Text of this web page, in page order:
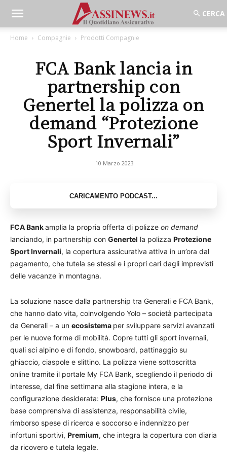
Home Compagnie Prodotti Compagnie
FCA Bank lancia in
partnership con
Genertel la polizza on
demand “Protezione
Sport Invernali”
10 Marzo 2023
FCA Bankamplia la propria offerta di polizze on demand
lanciando, in partnership con Genertel la polizza Protezione
Sport Invernali, la copertura assicurativa attiva in un’ora dal
pagamento, che tutela se stessi e i propri cari dagli imprevisti
delle vacanze in montagna.
La soluzione nasce dalla partnership tra Generali e FCA Bank,
che hanno dato vita, coinvolgendo Yolo – società partecipata
da Generali – a un ecosistema per sviluppare servizi avanzati
per le nuove forme di mobilità. Copre tutti gli sport invernali,
quali sci alpino e di fondo, snowboard, pattinaggio su
ghiaccio, ciaspole e slittino. La polizza viene sottoscritta
online tramite il portale My FCA Bank, scegliendo il periodo di
interesse, dal fine settimana alla stagione intera, e la
configurazione desiderata: Plus, che fornisce una protezione
base comprensiva di assistenza, responsabilità civile,
rimborso spese di ricerca e soccorso e indennizzo per
infortuni sportivi, Premium, che integra la copertura con diaria
da ricovero e tutela legale.